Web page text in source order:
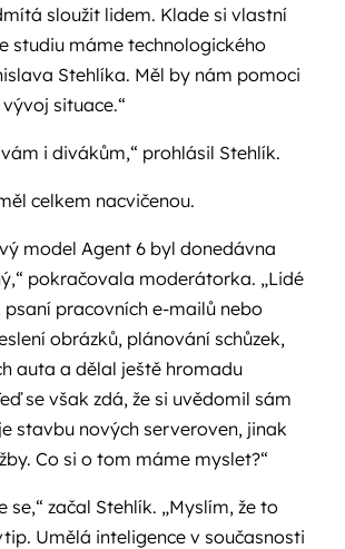
sloužit lidem. Klade si vlastní
studiu máme technologického
Stehlíka. Měl by nám pomoci
situace.“
i divákům,“ prohlásil Stehlík.
celkem nacvičenou.
model Agent 6 byl donedávna
pokračovala moderátorka. „Lidé
psaní pracovních e-mailů nebo
obrázků, plánování schůzek,
auta a dělal ještě hromadu
se však zdá, že si uvědomil sám
stavbu nových serveroven, jinak
Co si o tom máme myslet?“
se,“ začal Stehlík. „Myslím, že to
Umělá inteligence v současnosti